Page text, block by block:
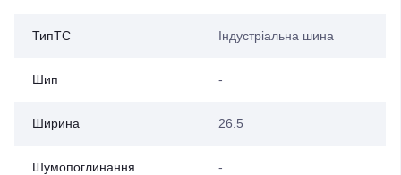
ТипТС Індустріальна шина
Шип -
Ширина 26.5
Шумопоглинання -